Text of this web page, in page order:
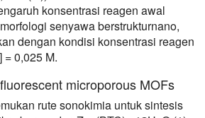
konsentrasi reagen awal
senyawa berstrukturnano,
dengan kondisi konsentrasi reagen
= 0,025 M.
microporous MOFs
rute sonokimia untuk sintesis